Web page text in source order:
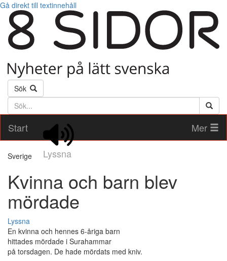
Gå direkt till textinnehåll
Sök
Söktext
Start
Lyssna
Mer
Sverige
Kvinna och barn blev
mördade
Lyssna
En kvinna och hennes 6-åriga barn
hittades mördade i Surahammar
på torsdagen. De hade mördats med kniv.